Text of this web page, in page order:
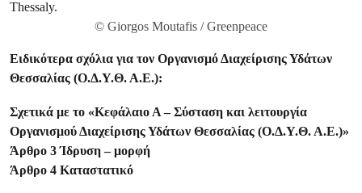
© Giorgos Moutafis / Greenpeace
Ειδικότερα σχόλια για τον Οργανισμό Διαχείρισης Υδάτων
Θεσσαλίας (Ο.Δ.Υ.Θ. Α.Ε.):
Σχετικά με το «Κεφάλαιο Α – Σύσταση και λειτουργία
Οργανισμού Διαχείρισης Υδάτων Θεσσαλίας (Ο.Δ.Υ.Θ. Α.Ε.)»
Άρθρο 3 Ίδρυση – μορφή
Άρθρο 4 Καταστατικό